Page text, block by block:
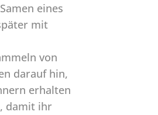
eines
mit
von
darauf hin,
erhalten
damit ihr